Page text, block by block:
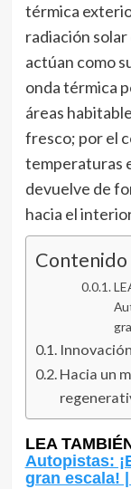
térmica
radiación
actúan como
onda térmica
áreas
fresco; por el
temperaturas
devuelve de
hacia el
Contenido
Hacia un
LEA
Autopistas:
gran escala!